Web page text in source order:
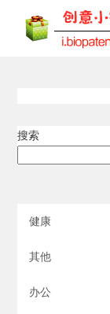
搜索
健康
其他
办公